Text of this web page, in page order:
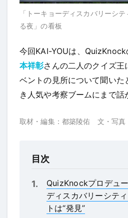
「トーキョーディスカバリーシ
る夜」の看板
今回KAI-YOUは、QuizKnock
本祥彰さんの二人のクイズ王
ベントの見所について聞いた
き人気や考察ブームにまで話
取材・編集：都築陵佑 文・写真
目次
QuizKnockプロデュ
ディスカバリーシテ
トは“発見”